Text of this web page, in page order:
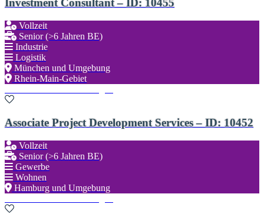
Investment Consultant – ID: 10455
Vollzeit
Senior (>6 Jahren BE)
Industrie
Logistik
München und Umgebung
Rhein-Main-Gebiet
Associate Project Development Services – ID: 10452
Vollzeit
Senior (>6 Jahren BE)
Gewerbe
Wohnen
Hamburg und Umgebung